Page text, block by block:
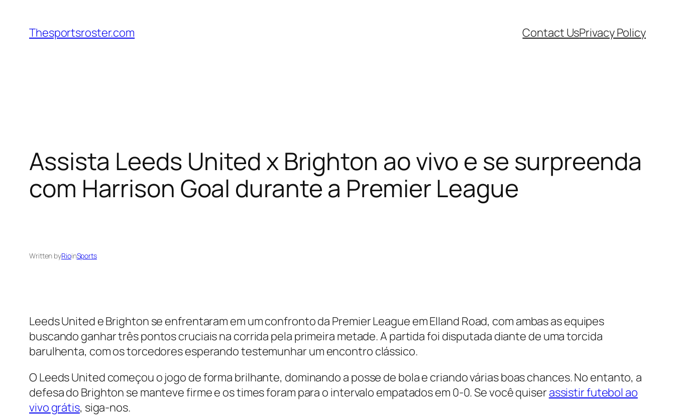
content
Thesportsroster.com Contact UsPrivacy Policy
Assista Leeds United x Brighton ao vivo e se surpreenda
com Harrison Goal durante a Premier League
Written byRioinSports
Leeds United e Brighton se enfrentaram em um confronto da Premier League em Elland Road, com ambas as equipes
buscando ganhar três pontos cruciais na corrida pela primeira metade. A partida foi disputada diante de uma torcida
barulhenta, com os torcedores esperando testemunhar um encontro clássico.
O Leeds United começou o jogo de forma brilhante, dominando a posse de bola e criando várias boas chances. No entanto, a
defesa do Brighton se manteve firme e os times foram para o intervalo empatados em 0-0. Se você quiser assistir futebol ao
vivo grátis, siga-nos.